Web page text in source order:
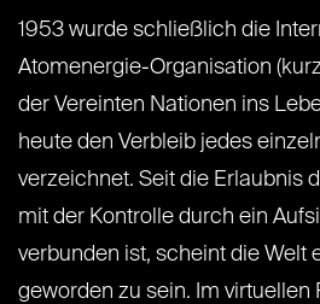
1953 wurde schließlich die
Atomenergie-Organisation
der Vereinten Nationen ins
heute den Verbleib jedes
verzeichnet. Seit die Erlaubnis
mit der Kontrolle durch ein
verbunden ist, scheint die Welt
geworden zu sein. Im virtuellen